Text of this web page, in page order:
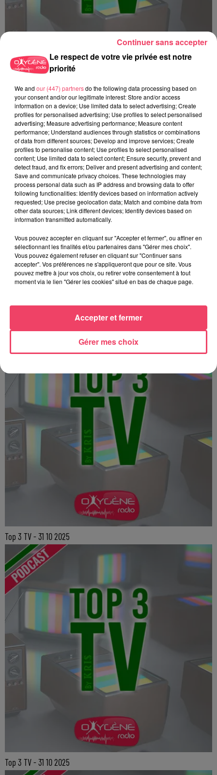
Top 3 TV - 15 12 2025
Top 3 TV - 15 12 2025
Top 3 TV - 31 10 2025
Top 3 TV - 31 10 2025
Le respect de votre vie privée est notre
priorité
We and our (447) partnersdo the following data processing based on
your consent and/or our legitimate interest: Store and/or access
information on a device; Use limited data to select advertising; Create
profiles for personalised advertising; Use profiles to select personalised
advertising; Measure advertising performance; Measure content
performance; Understand audiences through statistics or combinations
of data from different sources; Develop and improve services; Create
profiles to personalise content; Use profiles to select personalised
content; Use limited data to select content; Ensure security, prevent and
detect fraud, and fix errors; Deliver and present advertising and content;
Save and communicate privacy choices. These technologies may
process personal data such as IP address and browsing data to offer
following functionalities: Identify devices based on information actively
requested; Use precise geolocation data; Match and combine data from
other data sources; Link different devices; Identify devices based on
information transmitted automatically.
Vous pouvez accepter en cliquant sur "Accepter et fermer", ou affiner en
sélectionnant les finalités et/ou partenaires dans "Gérer mes choix".
Vous pouvez également refuser en cliquant sur "Continuer sans
accepter". Vos préférences ne s'appliqueront que pour ce site. Vous
pouvez mettre à jour vos choix, ou retirer votre consentement à tout
moment via le lien "Gérer les cookies" situé en bas de chaque page.
Gérer mes choix
Accepter et fermer
Continuer sans accepter